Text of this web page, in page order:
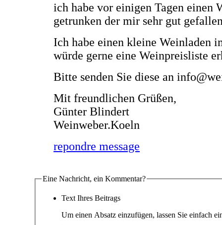
ich habe vor einigen Tagen einen
getrunken der mir sehr gut
Ich habe einen kleine Weinladen
würde gerne eine Weinpreisliste
Bitte senden Sie diese an
Mit freundlichen Grüßen,
Günter Blindert
Weinweber.Koeln
repondre message
Eine Nachricht, ein Kommentar?
Text Ihres Beitrags
Um einen Absatz einzufügen, lassen Sie einfach